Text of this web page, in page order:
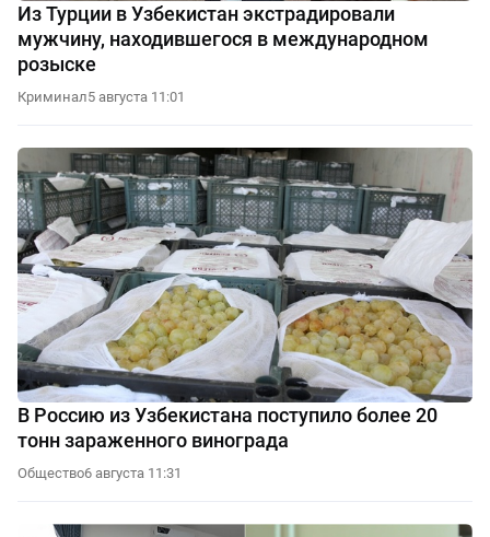
Из Турции в Узбекистан экстрадировали
мужчину, находившегося в международном
розыске
Криминал5 августа 11:01
В Россию из Узбекистана поступило более 20
тонн зараженного винограда
Общество6 августа 11:31